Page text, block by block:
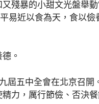
殘暴的小甜文光盤舉
易近以食為天，食以
。
屆五中全會在北京召
力，厲行節儉、否決